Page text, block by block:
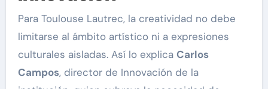
Para Toulouse Lautrec, la creatividad no debe
limitarse al ámbito artístico ni a expresiones
culturales aisladas. Así lo explica Carlos
Campos, director de Innovación de la